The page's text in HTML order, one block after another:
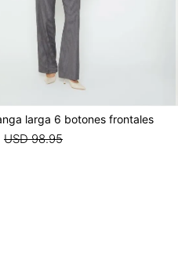
larga 6 botones frontales
USD 98.95